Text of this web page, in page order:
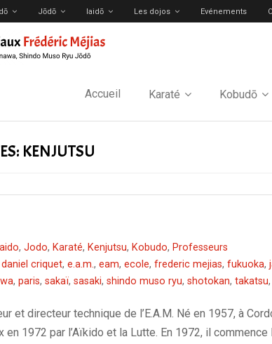
Jōdō Iaidō Les dojos Evénements
Accueil Karaté Kobudō
KENJUTSU
Iaido, Jodo, Karaté, Kenjutsu, Kobudo, Professeurs
daniel criquet, e.a.m., eam, ecole, frederic mejias, fukuoka,
, paris, sakaï, sasaki, shindo muso ryu, shotokan, takatsu,
et directeur technique de l’E.A.M. Né en 1957, à
en 1972 par l’Aïkido et la Lutte. En 1972, il commence